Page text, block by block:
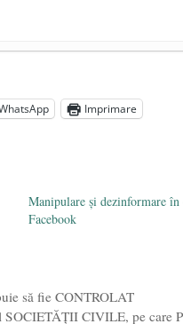
și are locul în unitățile
stângii radicale - 2 iunie
mass media are prea
Imprimare
Manipulare și dezinformare în
Facebook
să fie CONTROLAT
SOCIETĂŢII CIVILE, pe care